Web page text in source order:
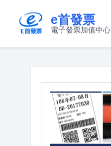
e首發票
電子發票加值中心